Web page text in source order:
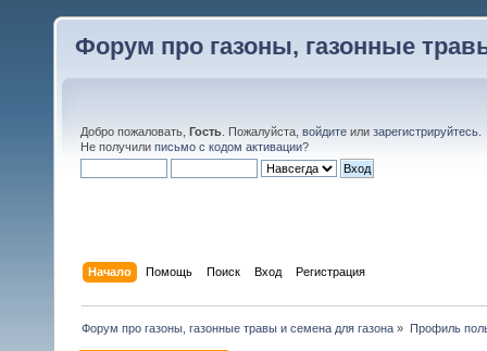
Форум про газоны, газонные
Добро пожаловать, Гость . Пожалуйста, войдите или зарегистрируйтесь
Не получили письмо с кодом активации?
Начало Помощь Поиск Вход Регистрация
Форум про газоны, газонные травы и семена для газона » Профиль